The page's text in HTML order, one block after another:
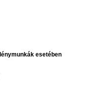
esetében